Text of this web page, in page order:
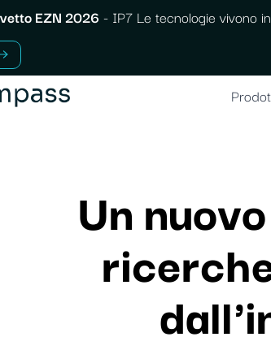
EZN 2026 - IP7 Le tecnologie vivono
Un